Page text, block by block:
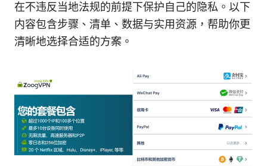
在不违反当地法规的前提下保护自己的隐私。以下
内容包含步骤、清单、数据与实用资源，帮助你更
清晰地选择合适的方案。